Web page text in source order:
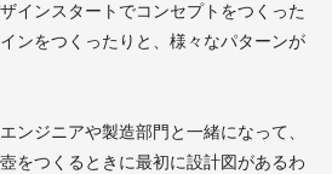
インスタートでコンセプトをつくった
ンをつくったりと、様々なパターンが
ンジニアや製造部門と一緒になって、
をつくるときに最初に設計図があるわ